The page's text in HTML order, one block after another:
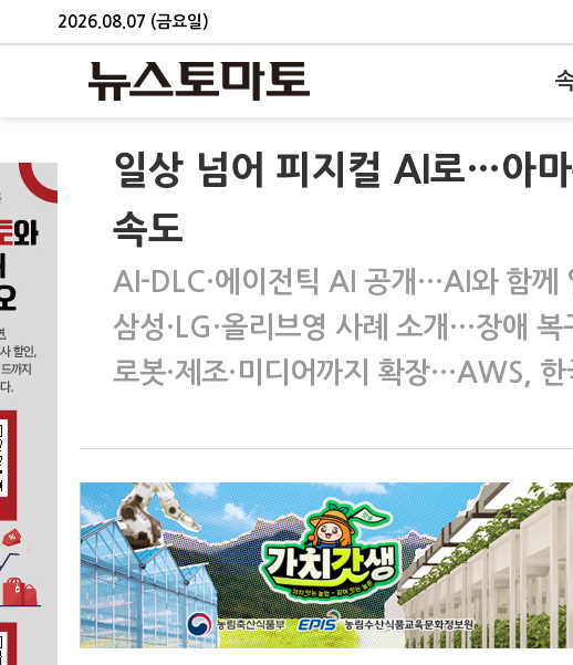
2026.08.07 (금요일)
일상 넘어 피지컬 AI로…아
속도
AI-DLC·에이전틱 AI 공개…AI와 함께
삼성·LG·올리브영 사례 소개…장애 복
로봇·제조·미디어까지 확장…AWS,